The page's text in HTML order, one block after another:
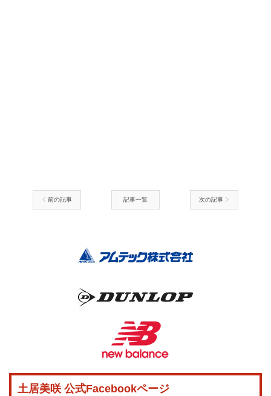
前の記事 記事一覧 次の記事
土居美咲 公式Facebookページ